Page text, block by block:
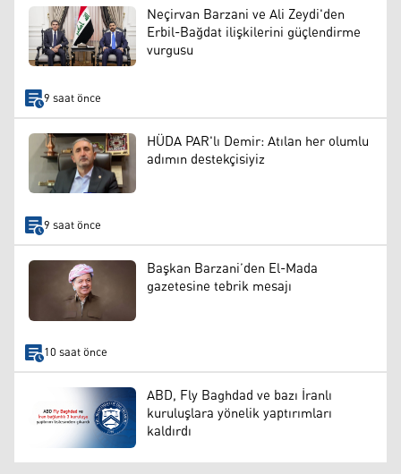
Neçirvan Barzani ve Ali Zeydi'den
Erbil-Bağdat ilişkilerini güçlendirme
vurgusu
9 saat önce
HÜDA PAR'lı Demir: Atılan her olumlu
adımın destekçisiyiz
9 saat önce
Başkan Barzani’den El-Mada
gazetesine tebrik mesajı
10 saat önce
ABD, Fly Baghdad ve bazı İranlı
kuruluşlara yönelik yaptırımları
kaldırdı